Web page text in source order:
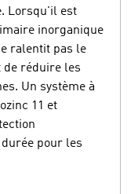
Lorsqu'il est
inorganique
ralentit pas le
de réduire les
Un système à
11 et
pour les